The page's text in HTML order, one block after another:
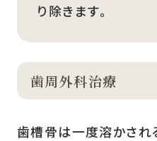
り除きます。
歯周外科治療
歯槽骨は一度溶かされ